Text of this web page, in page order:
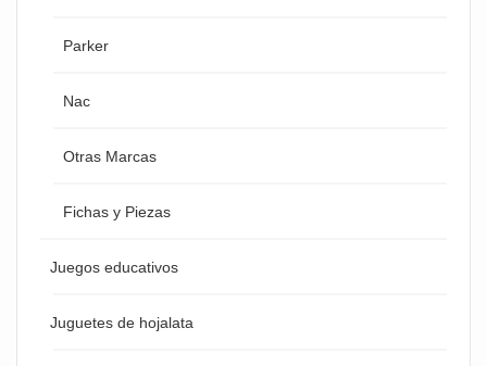
Parker
Nac
Otras Marcas
Fichas y Piezas
Juegos educativos
Juguetes de hojalata